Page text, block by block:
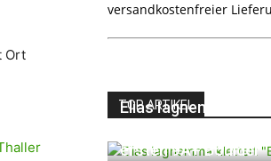
Ort
versandkostenfreier
TOP ARTIKEL
Elias Iagnemma
ersten 9A+ Boulder